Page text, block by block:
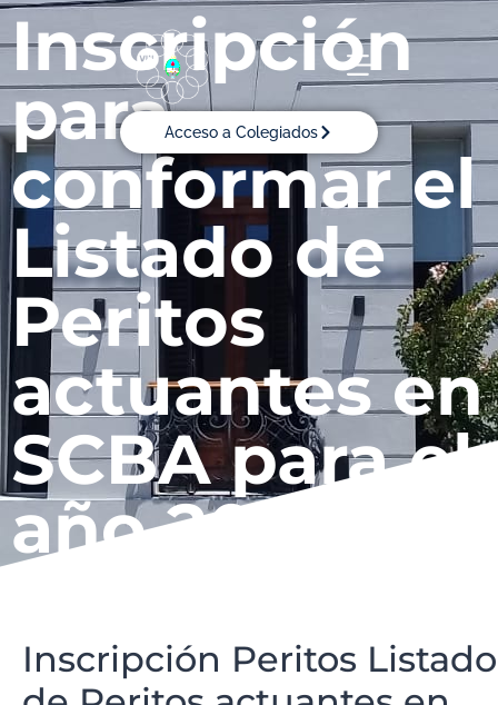
Acceso a Colegiados
Inscripción
para
conformar el
Listado de
Peritos
actuantes en
SCBA para el
año 2026
Inscripción Peritos Listado